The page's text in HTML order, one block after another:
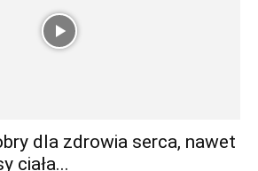
dla zdrowia serca, nawet
ciała...